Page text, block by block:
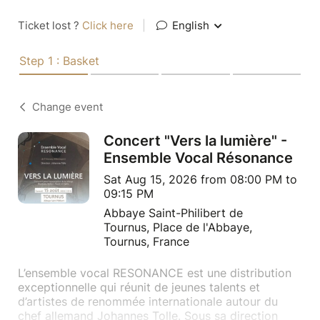
Ticket lost ? Click here English
Step 1 : Basket
Change event
Concert "Vers la lumière" -
Ensemble Vocal Résonance
Sat Aug 15, 2026 from 08:00 PM to
09:15 PM
Abbaye Saint-Philibert de
Tournus, Place de l'Abbaye,
Tournus, France
L’ensemble vocal RESONANCE est une distribution
exceptionnelle qui réunit de jeunes talents et
d’artistes de renommée internationale autour du
chef allemand Johannes Tolle. Sous sa direction